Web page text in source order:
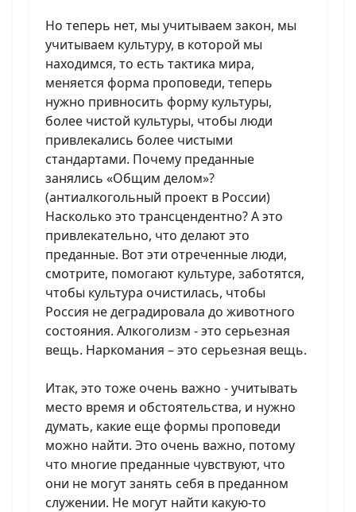
Но теперь нет, мы учитываем закон, мы
учитываем культуру, в которой мы
находимся, то есть тактика мира,
меняется форма проповеди, теперь
нужно привносить форму культуры,
более чистой культуры, чтобы люди
привлекались более чистыми
стандартами. Почему преданные
занялись «Общим делом»?
(антиалкогольный проект в России)
Насколько это трансцендентно? А это
привлекательно, что делают это
преданные. Вот эти отреченные люди,
смотрите, помогают культуре, заботятся,
чтобы культура очистилась, чтобы
Россия не деградировала до животного
состояния. Алкоголизм - это серьезная
вещь. Наркомания – это серьезная вещь.
Итак, это тоже очень важно - учитывать
место время и обстоятельства, и нужно
думать, какие еще формы проповеди
можно найти. Это очень важно, потому
что многие преданные чувствуют, что
они не могут занять себя в преданном
служении. Не могут найти какую-то